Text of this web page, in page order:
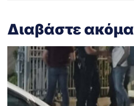
Διαβάστε ακόμα